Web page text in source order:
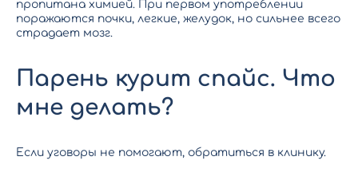
пропитана химией. При первом употреблении
поражаются почки, легкие, желудок, но сильнее всего
страдает мозг.
Парень курит спайс. Что
мне делать?
Если уговоры не помогают, обратиться в клинику.